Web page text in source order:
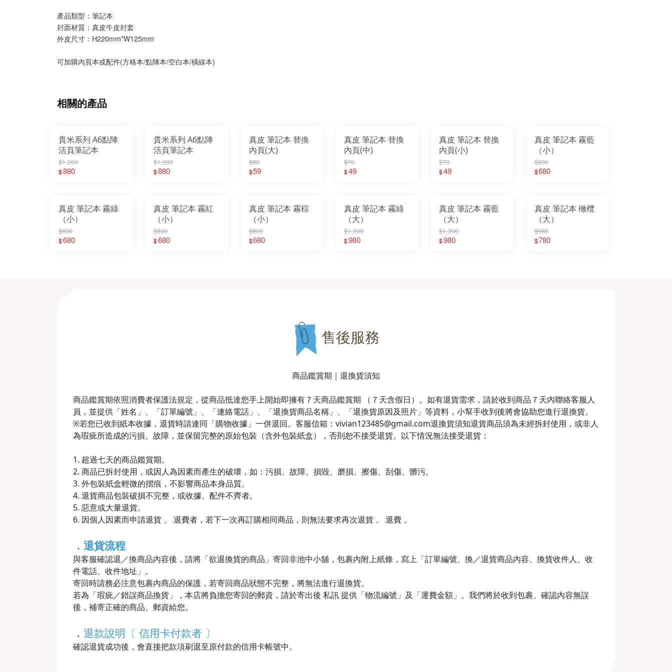
產品類型：筆記本
封面材質：真皮牛皮封套
外皮尺寸：H220mm*W125mm
可加購內頁本或配件(方格本/點陣本/空白本/橫線本)
相關的產品
貴米系列 A6點陣
活頁筆記本
$1,200
$880
貴米系列 A6點陣
活頁筆記本
$1,200
$880
真皮 筆記本 替換
內頁(大)
$80
$59
真皮 筆記本 替換
內頁(中)
$70
$49
真皮 筆記本 替換
內頁(小)
$70
$49
真皮 筆記本 霧藍
（小）
$800
$680
真皮 筆記本 霧綠
（小）
$800
$680
真皮 筆記本 霧紅
（小）
$800
$680
真皮 筆記本 霧棕
（小）
$800
$680
真皮 筆記本 霧綠
（大）
$1,200
$980
真皮 筆記本 霧藍
（大）
$1,200
$980
真皮 筆記本 橄欖
（大）
$980
$780
售後服務
商品鑑賞期｜退換貨須知
商品鑑賞期依照消費者保護法規定，從商品抵達您手上開始即擁有７天商品鑑賞期 （７天含假日）。如有退貨需求，請於收到商品７天內聯絡客服人
員，並提供「姓名」、「訂單編號」、「連絡電話」、「退換貨商品名稱」、「退換貨原因及照片」等資料，小幫手收到後將會協助您進行退換貨。
※若您已收到紙本收據，退貨時請連同「購物收據」一併退回。客服信箱：vivian123485@gmail.com退換貨須知退貨商品須為未經拆封使用，或非人
為瑕疵所造成的污損、故障，並保留完整的原始包裝（含外包裝紙盒），否則恕不接受退貨。以下情況無法接受退貨：
1. 超過七天的商品鑑賞期。
2. 商品已拆封使用，或因人為因素而產生的破壞，如：污損、故障、損毀、磨損、擦傷、刮傷、髒污。
3. 外包裝紙盒輕微的摺痕，不影響商品本身品質。
4. 退貨商品包裝破損不完整，或收據、配件不齊者。
5. 惡意或大量退貨。
6. 因個人因素而申請退貨 、 退費者，若下一次再訂購相同商品，則無法要求再次退貨 、 退費 。
．退貨流程
與客服確認退／換商品內容後，請將「欲退換貨的商品」寄回非池中小舖，包裹內附上紙條，寫上「訂單編號、換／退貨商品內容、換貨收件人、收
件電話、收件地址」。
寄回時請務必注意包裹內商品的保護，若寄回商品狀態不完整，將無法進行退換貨。
若為「瑕疵／錯誤商品換貨」，本店將負擔您寄回的郵資，請於寄出後 私訊 提供「物流編號」及「運費金額」。我們將於收到包裹、確認內容無誤
後，補寄正確的商品、郵資給您。
． 退款說明〔 信用卡付款者 〕
確認退貨成功後，會直接把款項刷退至原付款的信用卡帳號中。